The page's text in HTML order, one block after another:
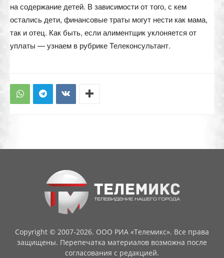
на содержание детей. В зависимости от того, с кем
остались дети, финансовые траты могут нести как мама,
так и отец. Как быть, если алиментщик уклоняется от
уплаты — узнаем в рубрике Телеконсультант.
Copyright © 2007-2026. ООО РИА «Телемикс». Все права
защищены. Перепечатка материалов возможна после
согласования с редакцией.